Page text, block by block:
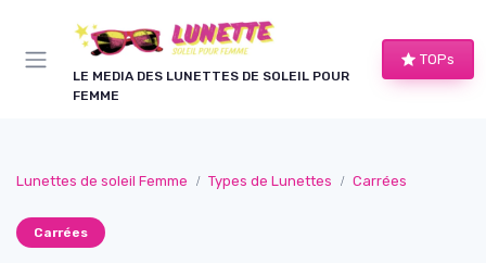
LE MEDIA DES LUNETTES DE SOLEIL POUR
FEMME
TOPs
Lunettes de soleil Femme Types de Lunettes Carrées
Carrées